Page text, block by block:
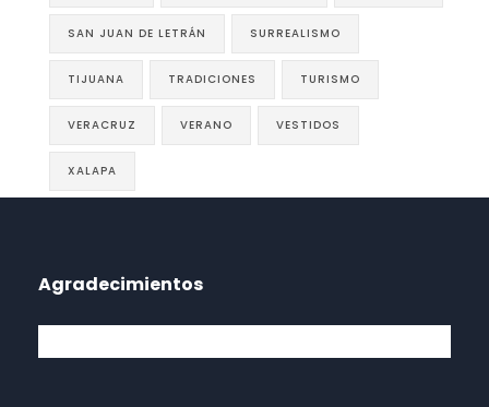
SAN JUAN DE LETRÁN SURREALISMO
TIJUANA TRADICIONES TURISMO
VERACRUZ VERANO VESTIDOS
XALAPA
Agradecimientos